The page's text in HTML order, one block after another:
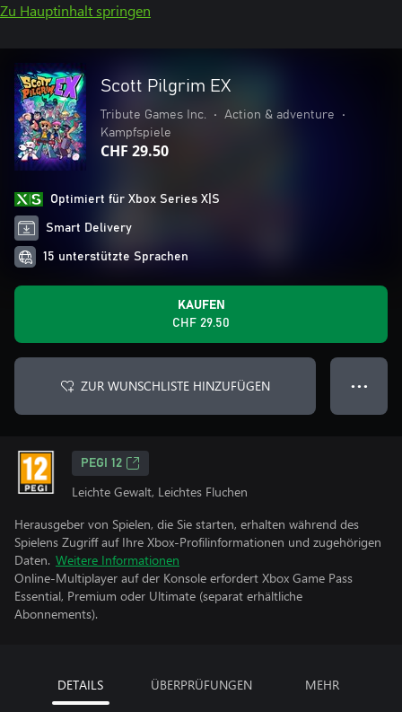
Zu Hauptinhalt springen
Scott Pilgrim EX
Tribute Games Inc. • Action & adventure
•
Kampfspiele
CHF 29.50
Optimiert für Xbox Series X|S
Smart Delivery
15 unterstützte Sprachen
KAUFEN
CHF 29.50
ZUR WUNSCHLISTE HINZUFÜGEN ● ● ●
PEGI 12
Leichte Gewalt, Leichtes Fluchen
Herausgeber von Spielen, die Sie starten, erhalten während des
Spielens Zugriff auf Ihre Xbox-Profilinformationen und zugehörigen
Daten. Weitere Informationen
Online-Multiplayer auf der Konsole erfordert Xbox Game Pass
Essential, Premium oder Ultimate (separat erhältliche
Abonnements).
DETAILS ÜBERPRÜFUNGEN MEHR